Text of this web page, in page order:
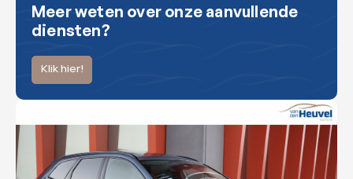
Meer weten over onze aanvullende
diensten?
Klik hier!